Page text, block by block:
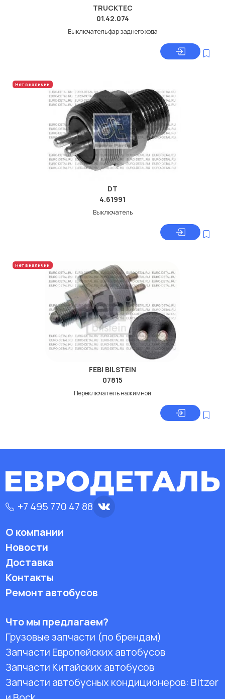
TRUCKTEC
01.42.074
Выключатель фар заднего хода
Нет в наличии
DT
4.61991
Выключатель
Нет в наличии
FEBI BILSTEIN
07815
Переключатель нажимной
+7 495 770 47 88
О компании
Новости
Доставка
Контакты
Ремонт автобусов
Что мы предлагаем?
Грузовые запчасти (по брендам)
Запчасти Европейских автобусов
Запчасти Китайских автобусов
Запчасти автобусных кондиционеров: Bitzer